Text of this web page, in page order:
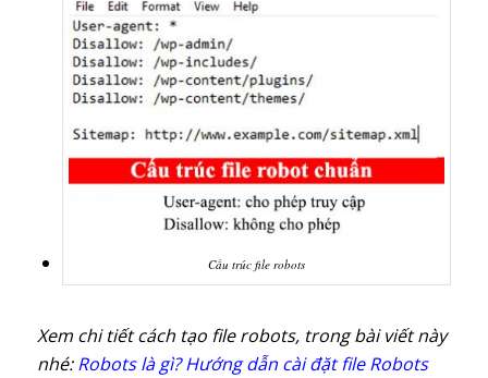
Cấu trúc file robots
Xem chi tiết cách tạo file robots, trong bài viết này
nhé:Robots là gì? Hướng dẫn cài đặt file Robots